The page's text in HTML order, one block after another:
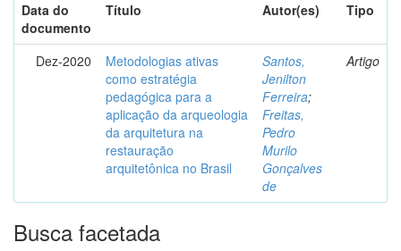
Data do
documento
Título Autor(es) Tipo
Dez-2020
Metodologias ativas
como estratégia
pedagógica para a
aplicação da arqueologia
da arquitetura na
restauração
arquitetônica no Brasil
Santos,
Jenilton
Ferreira;
Freitas,
Pedro
Murilo
Gonçalves
de
Artigo
Busca facetada